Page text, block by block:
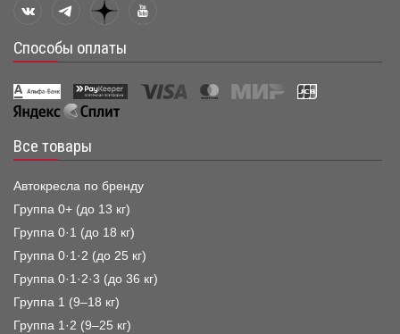
Способы оплаты
Все товары
Автокресла по бренду
Группа 0+ (до 13 кг)
Группа 0·1 (до 18 кг)
Группа 0·1·2 (до 25 кг)
Группа 0·1·2·3 (до 36 кг)
Группа 1 (9–18 кг)
Группа 1·2 (9–25 кг)